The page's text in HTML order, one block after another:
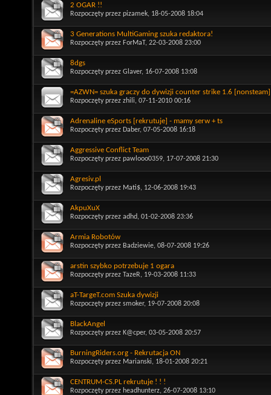
2 OGAR !!
Rozpoczęty przez pizamek, 18-05-2008 18:04
3 Generations MultiGaming szuka redaktora!
Rozpoczęty przez ForMaT, 22-03-2008 23:00
8dgs
Rozpoczęty przez Glaver, 16-07-2008 13:08
=AZWN= szuka graczy do dywizji counter strike 1.6 [nonsteam]
Rozpoczęty przez zhili, 07-11-2010 00:16
Adrenaline eSports [rekrutuje] - mamy serw + ts
Rozpoczęty przez Daber, 07-05-2008 16:18
Aggressive Conflict Team
Rozpoczęty przez pawlooo0359, 17-07-2008 21:30
Agresiv.pl
Rozpoczęty przez Mati$, 12-06-2008 19:43
AkpuXuX
Rozpoczęty przez adhd, 01-02-2008 23:36
Armia Robotów
Rozpoczęty przez Badziewie, 08-07-2008 19:26
arstin szybko potrzebuje 1 ogara
Rozpoczęty przez TazeR, 19-03-2008 11:33
aT-TargeT.com Szuka dywizji
Rozpoczęty przez smoker, 19-07-2008 20:08
BlackAngel
Rozpoczęty przez K@cper, 03-05-2008 20:57
BurningRiders.org - Rekrutacja ON
Rozpoczęty przez Marianski, 18-01-2008 20:21
CENTRUM-CS.PL rekrutuje ! ! !
Rozpoczęty przez headhunterz, 26-07-2008 13:10